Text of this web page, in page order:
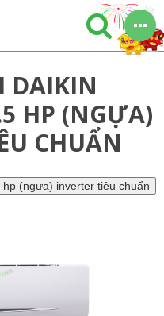
DAIKIN
HP (NGỰA)
CHUẨN
(ngựa) inverter tiêu chuẩn